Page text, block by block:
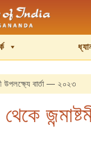
উপলক্ষ্যে বার্তা — ২০২৩